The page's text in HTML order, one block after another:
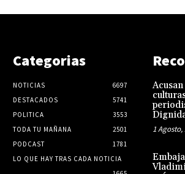
Categorias
NOTICIAS
6697
DESTACADOS
5741
POLITICA
3553
TODA TU MAÑANA
2501
PODCAST
1781
LO QUE HAY TRAS CADA NOTICIA
1 Agosto,